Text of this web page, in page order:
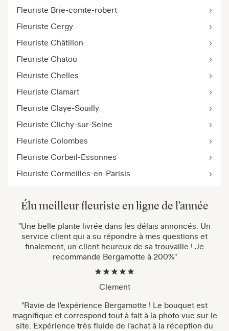
Fleuriste Brie-comte-robert
Fleuriste Cergy
Fleuriste Châtillon
Fleuriste Chatou
Fleuriste Chelles
Fleuriste Clamart
Fleuriste Claye-Souilly
Fleuriste Clichy-sur-Seine
Fleuriste Colombes
Fleuriste Corbeil-Essonnes
Fleuriste Cormeilles-en-Parisis
Élu meilleur fleuriste en ligne de l’année
"Une belle plante livrée dans les délais annoncés. Un
service client qui a su répondre à mes questions et
finalement, un client heureux de sa trouvaille ! Je
recommande Bergamotte à 200%"
Clement
"Ravie de l'expérience Bergamotte ! Le bouquet est
magnifique et correspond tout à fait à la photo vue sur le
site. Expérience très fluide de l'achat à la réception du